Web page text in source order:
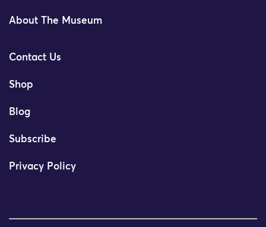
About The Museum
Contact Us
Shop
Blog
Subscribe
Privacy Policy